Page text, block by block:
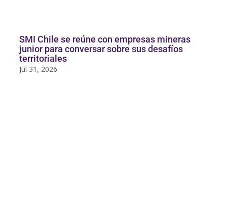
SMI Chile se reúne con empresas mineras
junior para conversar sobre sus desafíos
territoriales
Jul 31, 2026